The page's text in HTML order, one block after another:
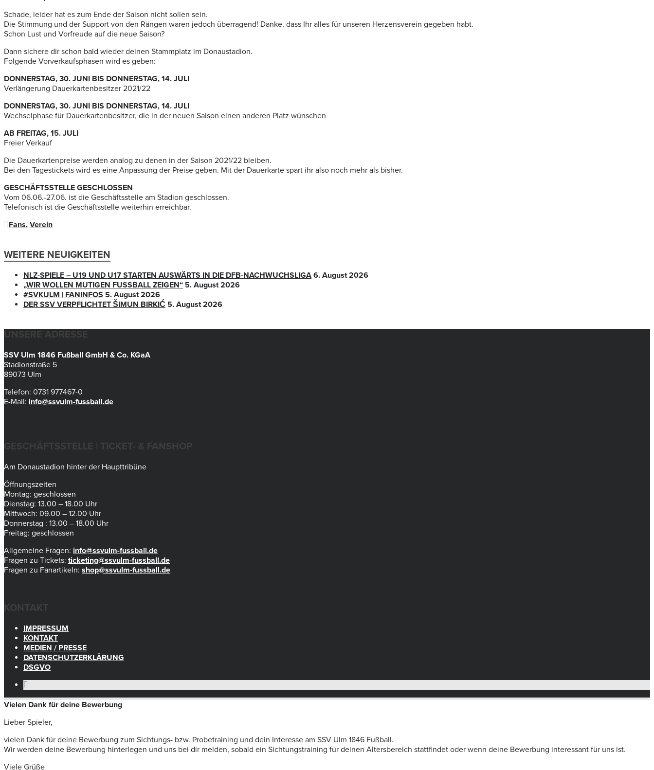
Schade, leider hat es zum Ende der Saison nicht sollen sein.
Die Stimmung und der Support von den Rängen waren jedoch überragend! Danke, dass Ihr alles für unseren Herzensverein gegeben habt.
Schon Lust und Vorfreude auf die neue Saison?
Dann sichere dir schon bald wieder deinen Stammplatz im Donaustadion.
Folgende Vorverkaufsphasen wird es geben:
DONNERSTAG, 30. JUNI BIS DONNERSTAG, 14. JULI
Verlängerung Dauerkartenbesitzer 2021/22
DONNERSTAG, 30. JUNI BIS DONNERSTAG, 14. JULI
Wechselphase für Dauerkartenbesitzer, die in der neuen Saison einen anderen Platz wünschen
AB FREITAG, 15. JULI
Freier Verkauf
Die Dauerkartenpreise werden analog zu denen in der Saison 2021/22 bleiben.
Bei den Tagestickets wird es eine Anpassung der Preise geben. Mit der Dauerkarte spart ihr also noch mehr als bisher.
GESCHÄFTSSTELLE GESCHLOSSEN
Vom 06.06.-27.06. ist die Geschäftsstelle am Stadion geschlossen.
Telefonisch ist die Geschäftsstelle weiterhin erreichbar.
Fans, Verein
WEITERE NEUIGKEITEN
NLZ-SPIELE – U19 UND U17 STARTEN AUSWÄRTS IN DIE DFB-NACHWUCHSLIGA 6. August 2026
„WIR WOLLEN MUTIGEN FUSSBALL ZEIGEN“
5. August 2026
#SVKULM | FANINFOS 5. August 2026
DER SSV VERPFLICHTET ŠIMUN BIRKIĆ 5. August 2026
UNSERE ADRESSE
SSV Ulm 1846 Fußball GmbH & Co. KGaA
Stadionstraße 5
89073 Ulm
Telefon: 0731 977467-0
E-Mail: info@ssvulm-fussball.de
GESCHÄFTSSTELLE | TICKET- & FANSHOP
Am Donaustadion hinter der Haupttribüne
Öffnungszeiten
Montag: geschlossen
Dienstag: 13.00 – 18.00 Uhr
Mittwoch: 09.00 – 12.00 Uhr
Donnerstag : 13.00 – 18.00 Uhr
Freitag: geschlossen
Allgemeine Fragen: info@ssvulm-fussball.de
Fragen zu Tickets: ticketing@ssvulm-fussball.de
Fragen zu Fanartikeln: shop@ssvulm-fussball.de
KONTAKT
IMPRESSUM
KONTAKT
MEDIEN / PRESSE
DATENSCHUTZERKLÄRUNG
DSGVO
Vielen Dank für deine Bewerbung
Lieber Spieler,
vielen Dank für deine Bewerbung zum Sichtungs- bzw. Probetraining und dein Interesse am SSV Ulm 1846 Fußball.
Wir werden deine Bewerbung hinterlegen und uns bei dir melden, sobald ein Sichtungstraining für deinen Altersbereich stattfindet oder wenn deine Bewerbung interessant für uns ist.
Viele Grüße